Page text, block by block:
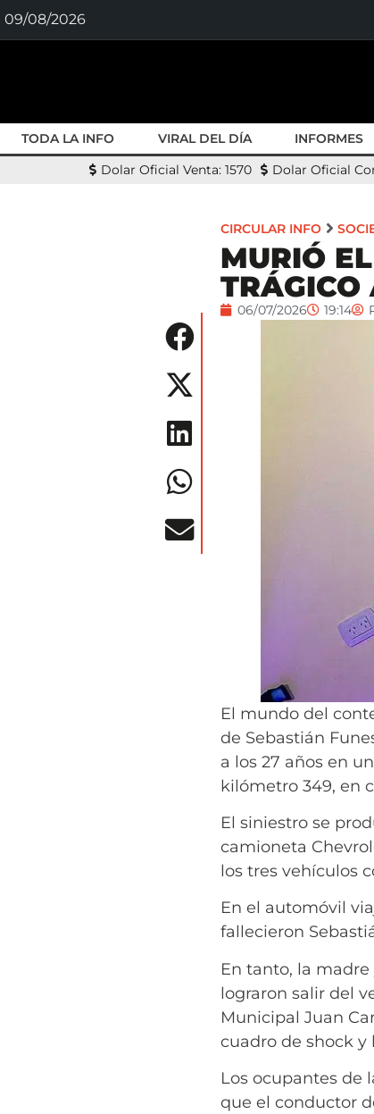
09/08/2026
TODA LA INFO VIRAL DEL DÍA INFORMES
Dolar Oficial Venta: 1570
Dolar Oficial
CIRCULAR INFO
MURIÓ
TRÁGICO
06/07/2026 19:14
El mundo del
de Sebastián
a los 27 años en
kilómetro 349, en
El siniestro se
camioneta
los tres vehículos
En el automóvil
fallecieron
En tanto, la
lograron salir del
Municipal Juan
cuadro de shock y
Los ocupantes de
que el conductor